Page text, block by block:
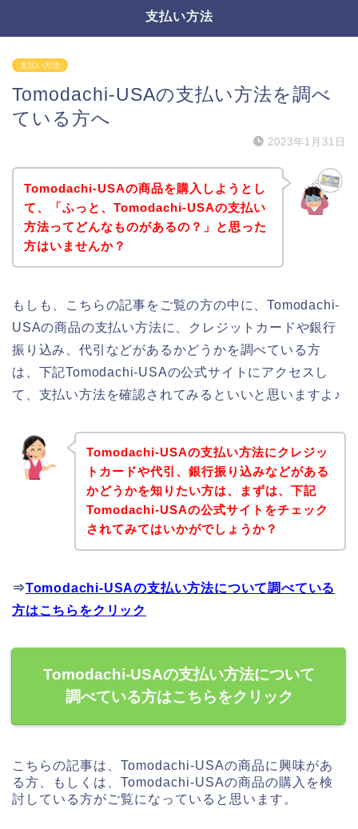
支払い方法
支払い方法
Tomodachi-USAの支払い方法を調べ
ている方へ
2023年1月31日
Tomodachi-USAの商品を購入しようとし
て、「ふっと、Tomodachi-USAの支払い
方法ってどんなものがあるの？」と思った
方はいませんか？
もしも、こちらの記事をご覧の方の中に、Tomodachi-
USAの商品の支払い方法に、クレジットカードや銀行
振り込み、代引などがあるかどうかを調べている方
は、下記Tomodachi-USAの公式サイトにアクセスし
て、支払い方法を確認されてみるといいと思いますよ♪
Tomodachi-USAの支払い方法にクレジッ
トカードや代引、銀行振り込みなどがある
かどうかを知りたい方は、まずは、下記
Tomodachi-USAの公式サイトをチェック
されてみてはいかがでしょうか？
⇒Tomodachi-USAの支払い方法について調べている
方はこちらをクリック
Tomodachi-USAの支払い方法について
調べている方はこちらをクリック
こちらの記事は、Tomodachi-USAの商品に興味があ
る方、もしくは、Tomodachi-USAの商品の購入を検
討している方がご覧になっていると思います。